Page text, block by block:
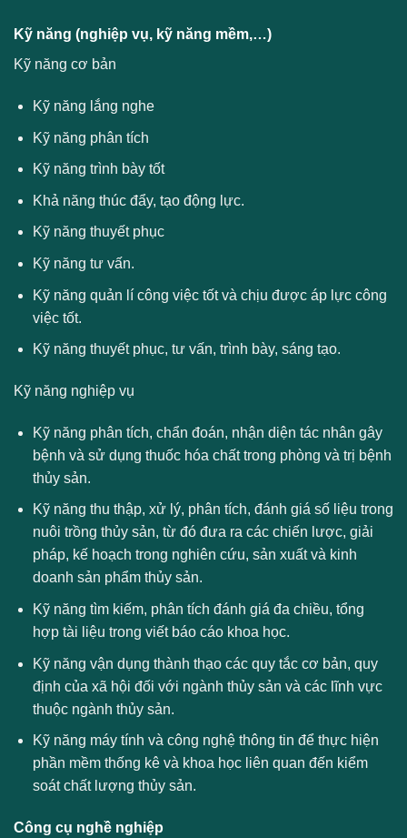
Kỹ năng (nghiệp vụ, kỹ năng mềm,…)
Kỹ năng cơ bản
Kỹ năng lắng nghe
Kỹ năng phân tích
Kỹ năng trình bày tốt
Khả năng thúc đẩy, tạo động lực.
Kỹ năng thuyết phục
Kỹ năng tư vấn.
Kỹ năng quản lí công việc tốt và chịu được áp lực công
việc tốt.
Kỹ năng thuyết phục, tư vấn, trình bày, sáng tạo.
Kỹ năng nghiệp vụ
Kỹ năng phân tích, chẩn đoán, nhận diện tác nhân gây
bệnh và sử dụng thuốc hóa chất trong phòng và trị bệnh
thủy sản.
Kỹ năng thu thập, xử lý, phân tích, đánh giá số liệu trong
nuôi trồng thủy sản, từ đó đưa ra các chiến lược, giải
pháp, kế hoạch trong nghiên cứu, sản xuất và kinh
doanh sản phẩm thủy sản.
Kỹ năng tìm kiếm, phân tích đánh giá đa chiều, tổng
hợp tài liệu trong viết báo cáo khoa học.
Kỹ năng vận dụng thành thạo các quy tắc cơ bản, quy
định của xã hội đối với ngành thủy sản và các lĩnh vực
thuộc ngành thủy sản.
Kỹ năng máy tính và công nghệ thông tin để thực hiện
phần mềm thống kê và khoa học liên quan đến kiểm
soát chất lượng thủy sản.
Công cụ nghề nghiệp